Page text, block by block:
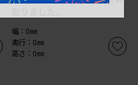
幅：0㎜
奥行：0㎜
高さ：0㎜